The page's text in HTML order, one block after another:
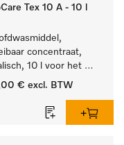
Tex 10 A - 10 l
concentraat,
10 l voor het
van wit wasgoed
€ excl. BTW